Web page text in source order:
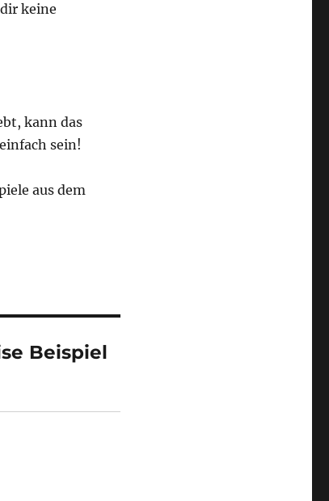
keine
kann das
sein!
aus dem
Beispiel